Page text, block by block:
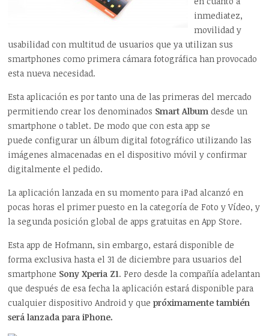
inmediatez,
movilidad y
usabilidad con multitud de usuarios que ya utilizan sus
smartphones como primera cámara fotográfica han provocado
esta nueva necesidad.
Esta aplicación es por tanto una de las primeras del mercado
permitiendo crear los denominados Smart Album desde un
smartphone o tablet. De modo que con esta app se
puede configurar un álbum digital fotográfico utilizando las
imágenes almacenadas en el dispositivo móvil y confirmar
digitalmente el pedido.
La aplicación lanzada en su momento para iPad alcanzó en
pocas horas el primer puesto en la categoría de Foto y Vídeo, y
la segunda posición global de apps gratuitas en App Store.
Esta app de Hofmann, sin embargo, estará disponible de
forma exclusiva hasta el 31 de diciembre para usuarios del
smartphone Sony Xperia Z1. Pero desde la compañía adelantan
que después de esa fecha la aplicación estará disponible para
cualquier dispositivo Android y quepróximamente también
será lanzada para iPhone.